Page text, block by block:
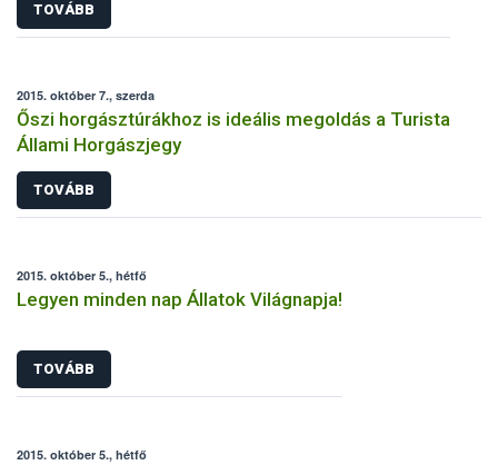
TOVÁBB
2015. október 7., szerda
Őszi horgásztúrákhoz is ideális megoldás a Turista
Állami Horgászjegy
TOVÁBB
2015. október 5., hétfő
Legyen minden nap Állatok Világnapja!
TOVÁBB
2015. október 5., hétfő